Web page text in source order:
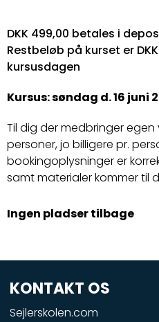
DKK 499,00 betales i
Restbeløb på kurset er
kursusdagen
Kursus: søndag d. 16 juni
Til dig der medbringer
personer, jo billigere pr.
bookingoplysninger er
samt materialer kommer til
Ingen pladser tilbage
KONTAKT OS
Sejlerskolen.com